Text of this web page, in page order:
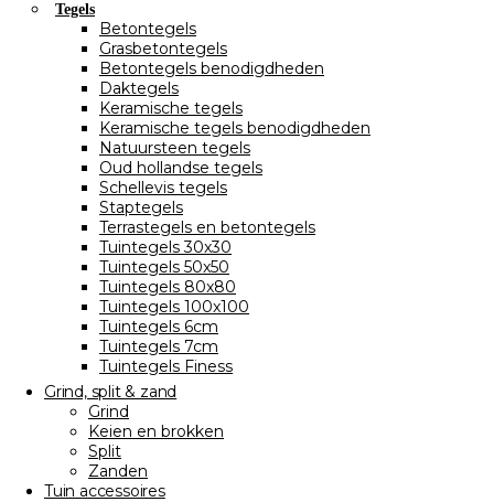
Tegels
Betontegels
Grasbetontegels
Betontegels benodigdheden
Daktegels
Keramische tegels
Keramische tegels benodigdheden
Natuursteen tegels
Oud hollandse tegels
Schellevis tegels
Staptegels
Terrastegels en betontegels
Tuintegels 30x30
Tuintegels 50x50
Tuintegels 80x80
Tuintegels 100x100
Tuintegels 6cm
Tuintegels 7cm
Tuintegels Finess
Grind, split & zand
Grind
Keien en brokken
Split
Zanden
Tuin accessoires